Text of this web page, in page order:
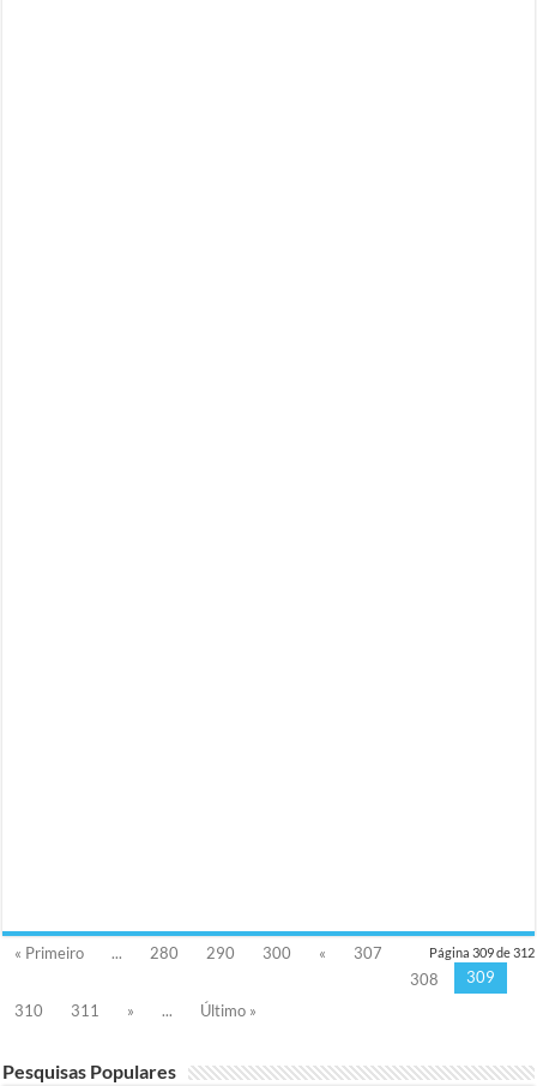
Página 309 de 312
« Primeiro ... 280 290 300 «
307
308
309
310
311 » ... Último »
Pesquisas Populares